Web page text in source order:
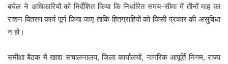
बघेल ने अधिकारियों को निर्देशित किया कि निर्धारित समय-सीमा में तीनों माह का
राशन वितरण कार्य पूर्ण किया जाए ताकि हितग्राहियों को किसी प्रकार की असुविधा
न हो।
समीक्षा बैठक में खाद्य संचालनालय, जिला कार्यालयों, नागरिक आपूर्ति निगम, राज्य